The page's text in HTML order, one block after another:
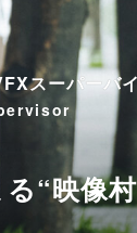
スーパーバ
“映像